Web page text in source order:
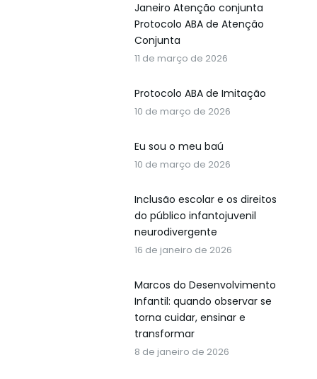
Janeiro Atenção conjunta
Protocolo ABA de Atenção
Conjunta
11 de março de 2026
Protocolo ABA de Imitação
10 de março de 2026
Eu sou o meu baú
10 de março de 2026
Inclusão escolar e os direitos
do público infantojuvenil
neurodivergente
16 de janeiro de 2026
Marcos do Desenvolvimento
Infantil: quando observar se
torna cuidar, ensinar e
transformar
8 de janeiro de 2026